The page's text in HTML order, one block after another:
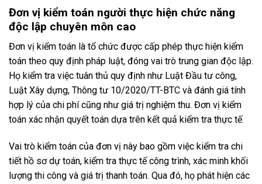
Đơn vị kiểm toán người thực hiện chức năng
độc lập chuyên môn cao
Đơn vị kiểm toán là tổ chức được cấp phép thực hiện kiểm
toán theo quy định pháp luật, đóng vai trò trung gian độc lập.
Họ kiểm tra việc tuân thủ quy định như Luật Đầu tư công,
Luật Xây dựng, Thông tư 10/2020/TT-BTC và đánh giá tính
hợp lý của chi phí cũng như giá trị nghiệm thu. Đơn vị kiểm
toán xác nhận quyết toán dựa trên kết quả kiểm tra thực tế.
Vai trò kiểm toán của đơn vị này bao gồm việc kiểm tra chi
tiết hồ sơ dự toán, kiểm tra thực tế công trình, xác minh khối
lượng thi công và giá trị thanh toán. Qua đó, họ phát hiện các